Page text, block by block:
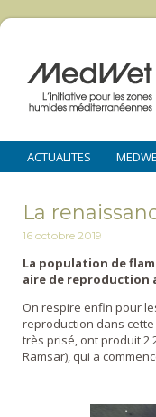
ACTUALITES
La
16 octobre 2019
La population de
aire de reproduction
On respire enfin pour
reproduction dans
très prisé, ont produit 2
Ramsar), qui a